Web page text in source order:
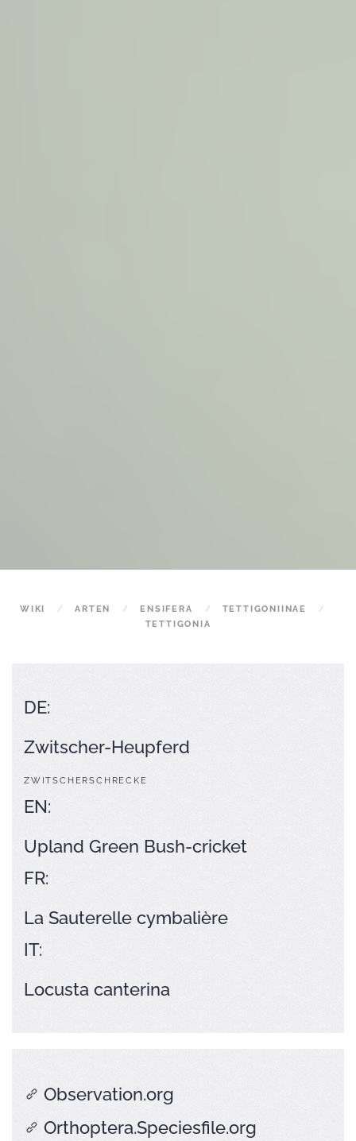
WIKI ARTEN ENSIFERA
TETTIGONIINAE
TETTIGONIA
DE:
Zwitscher-Heupferd
ZWITSCHERSCHRECKE
EN:
Upland Green Bush-cricket
FR:
La Sauterelle cymbalière
IT:
Locusta canterina
Observation.org
Orthoptera.Speciesfile.org